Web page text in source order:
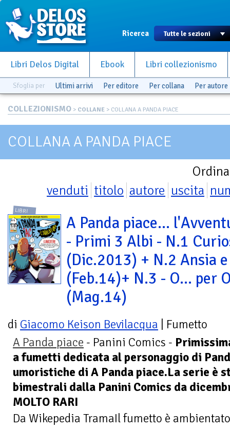
Ricerca
Libri Delos Digital Ebook Libri collezionismo
Sfoglia per Ultimi arrivi Per editore Per collana Per autore
COLLEZIONISMO > COLLANE > COLLANA A PANDA PIACE
COLLANA A PANDA PIACE
venduti titolo autore uscita
LIBRI
A Panda piace...
- Primi 3 Albi - N.1
(Dic.2013) + N.2 Ansia
(Feb.14)+ N.3 - O... per
(Mag.14)
di Giacomo Keison Bevilacqua | Fumetto
A Panda piace - Panini Comics -
a fumetti dedicata al personaggio di
umoristiche di A Panda piace.La serie è
bimestrali dalla Panini Comics da
MOLTO RARI
Da Wikepedia TramaIl fumetto è